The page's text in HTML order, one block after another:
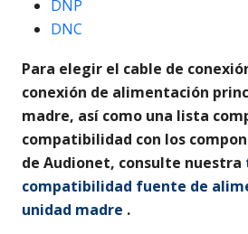
DNP
DNC
Para elegir el cable de
conexión de alimentación
madre, así como una lista
compatibilidad con los
de Audionet, consulte nuestra
compatibilidad fuente de
unidad madre .